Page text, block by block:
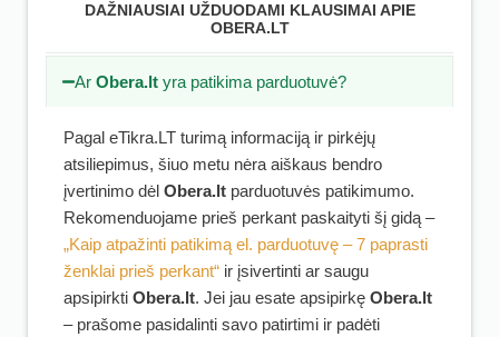
DAŽNIAUSIAI UŽDUODAMI KLAUSIMAI APIE
OBERA.LT
ArObera.lt yra patikima parduotuvė?
Pagal eTikra.LT turimą informaciją ir pirkėjų
atsiliepimus, šiuo metu nėra aiškaus bendro
įvertinimo dėl Obera.lt parduotuvės patikimumo.
Rekomenduojame prieš perkant paskaityti šį gidą –
„Kaip atpažinti patikimą el. parduotuvę – 7 paprasti
ženklai prieš perkant“ ir įsivertinti ar saugu
apsipirkti Obera.lt. Jei jau esate apsipirkę Obera.lt
– prašome pasidalinti savo patirtimi ir padėti